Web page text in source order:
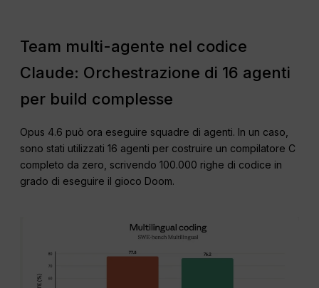
Team multi-agente nel codice
Claude: Orchestrazione di 16 agenti
per build complesse
Opus 4.6 può ora eseguire squadre di agenti. In un caso,
sono stati utilizzati 16 agenti per costruire un compilatore C
completo da zero, scrivendo 100.000 righe di codice in
grado di eseguire il gioco Doom.